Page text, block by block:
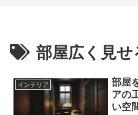
部屋広く見せ
インテリア
部屋
アの
い空